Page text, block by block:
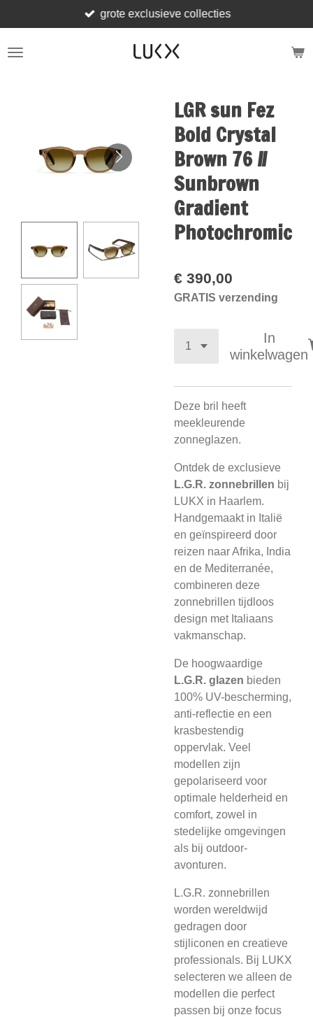
direct
naar
grote exclusieve collecties
LGR sun Fez
Bold Crystal
Brown 76 //
Sunbrown
Gradient
Photochromic
€ 390,00
GRATIS verzending
In
winkelwagen
Deze bril heeft
meekleurende
zonneglazen.
Ontdek de exclusieve
L.G.R. zonnebrillen bij
LUKX in Haarlem.
Handgemaakt in Italië
en geïnspireerd door
reizen naar Afrika, India
en de Mediterranée,
combineren deze
zonnebrillen tijdloos
design met Italiaans
vakmanschap.
De hoogwaardige
L.G.R. glazen bieden
100% UV-bescherming,
anti-reflectie en een
krasbestendig
oppervlak. Veel
modellen zijn
gepolariseerd voor
optimale helderheid en
comfort, zowel in
stedelijke omgevingen
als bij outdoor-
avonturen.
L.G.R. zonnebrillen
worden wereldwijd
gedragen door
stijliconen en creatieve
professionals. Bij LUKX
selecteren we alleen de
modellen die perfect
passen bij onze focus